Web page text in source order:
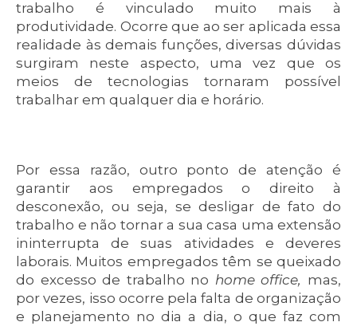
trabalho é vinculado muito mais à
produtividade. Ocorre que ao ser aplicada essa
realidade às demais funções, diversas dúvidas
surgiram neste aspecto, uma vez que os
meios de tecnologias tornaram possível
trabalhar em qualquer dia e horário.
Por essa razão, outro ponto de atenção é
garantir aos empregados o direito à
desconexão, ou seja, se desligar de fato do
trabalho e não tornar a sua casa uma extensão
ininterrupta de suas atividades e deveres
laborais. Muitos empregados têm se queixado
do excesso de trabalho no home office, mas,
por vezes, isso ocorre pela falta de organização
e planejamento no dia a dia, o que faz com